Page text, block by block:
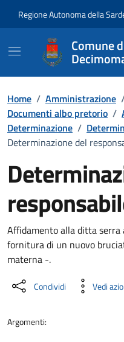
Regione Autonoma della
Comune
Home / Amministrazione
Documenti albo pretorio /
Determinazione /
Determinazione del
Dettaglio del documento
Affidamento alla ditta
fornitura di un nuovo
materna -.
Condividi Vedi
Argomenti: